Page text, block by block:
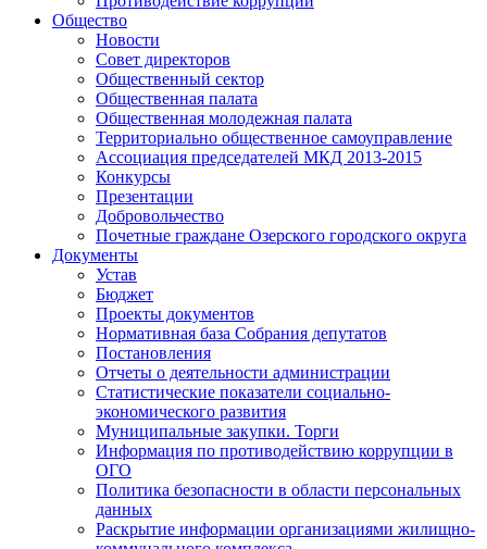
Общество
Новости
Совет директоров
Общественный сектор
Общественная палата
Общественная молодежная палата
Территориально общественное самоуправление
Ассоциация председателей МКД 2013-2015
Конкурсы
Презентации
Добровольчество
Почетные граждане Озерского городского округа
Документы
Устав
Бюджет
Проекты документов
Нормативная база Собрания депутатов
Постановления
Отчеты о деятельности администрации
Статистические показатели социально-
экономического развития
Муниципальные закупки. Торги
Информация по противодействию коррупции в
ОГО
Политика безопасности в области персональных
данных
Раскрытие информации организациями жилищно-